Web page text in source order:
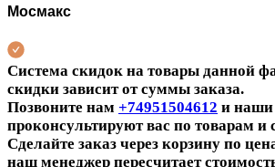
Мосмакс
Система скидок на товары данной
скидки зависит от суммы заказа.
Позвоните нам +74951504612 и
проконсультируют вас по товарам и
Сделайте заказ через корзину по
наш менеджер пересчитает